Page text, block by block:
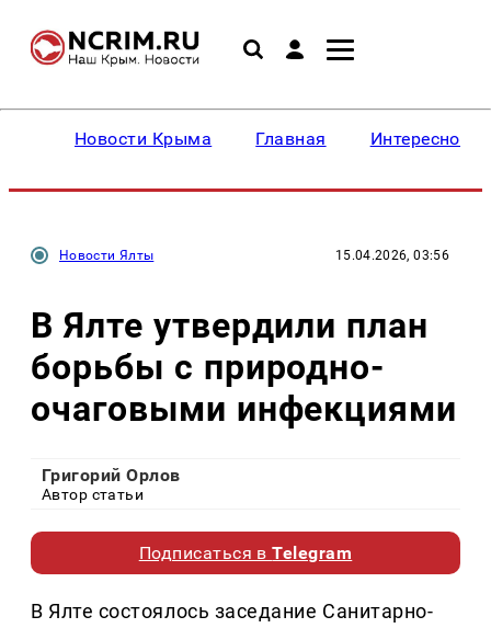
Новости Крыма Главная Интересное
Новости Ялты 15.04.2026, 03:56
В Ялте утвердили план
борьбы с природно-
очаговыми инфекциями
Григорий Орлов
Автор статьи
Подписаться вTelegram
В Ялте состоялось заседание Санитарно-